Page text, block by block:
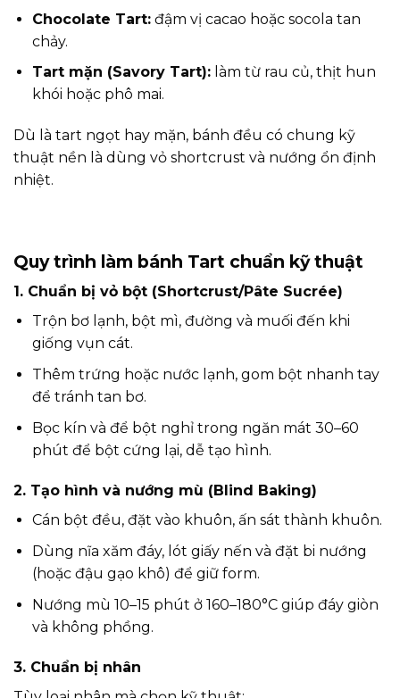
Chocolate Tart:đậm vị cacao hoặc socola tan
chảy.
Tart mặn (Savory Tart):làm từ rau củ, thịt hun
khói hoặc phô mai.
Dù là tart ngọt hay mặn, bánh đều có chung kỹ
thuật nền là dùng vỏ shortcrust và nướng ổn định
nhiệt.
Quy trình làm bánh Tart chuẩn kỹ thuật
1. Chuẩn bị vỏ bột (Shortcrust/Pâte Sucrée)
Trộn bơ lạnh, bột mì, đường và muối đến khi
giống vụn cát.
Thêm trứng hoặc nước lạnh, gom bột nhanh tay
để tránh tan bơ.
Bọc kín và để bột nghỉ trong ngăn mát 30–60
phút để bột cứng lại, dễ tạo hình.
2. Tạo hình và nướng mù (Blind Baking)
Cán bột đều, đặt vào khuôn, ấn sát thành khuôn.
Dùng nĩa xăm đáy, lót giấy nến và đặt bi nướng
(hoặc đậu gạo khô) để giữ form.
Nướng mù 10–15 phút ở 160–180°C giúp đáy giòn
và không phồng.
3. Chuẩn bị nhân